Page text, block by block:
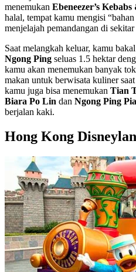
menemukan Ebeneezer’s
halal, tempat kamu mengisi
menjelajah pemandangan di
Saat melangkah keluar, kamu
Ngong Ping seluas 1.5 hektar
kamu akan menemukan banyak
makan untuk berwisata kuliner
kamu juga bisa menemukan Tian
Biara Po Lin dan Ngong Ping
berjalan kaki.
Hong Kong